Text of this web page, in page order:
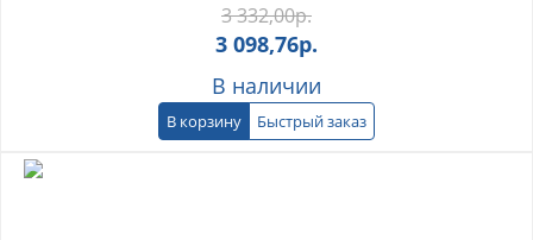
3 332,00р.
3 098,76р.
В наличии
В корзину Быстрый заказ